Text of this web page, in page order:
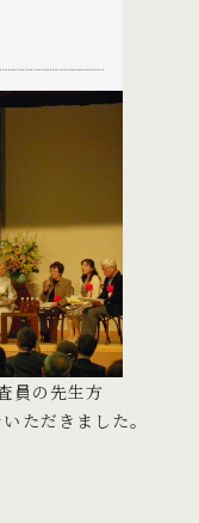
員の先生方
ただきました。